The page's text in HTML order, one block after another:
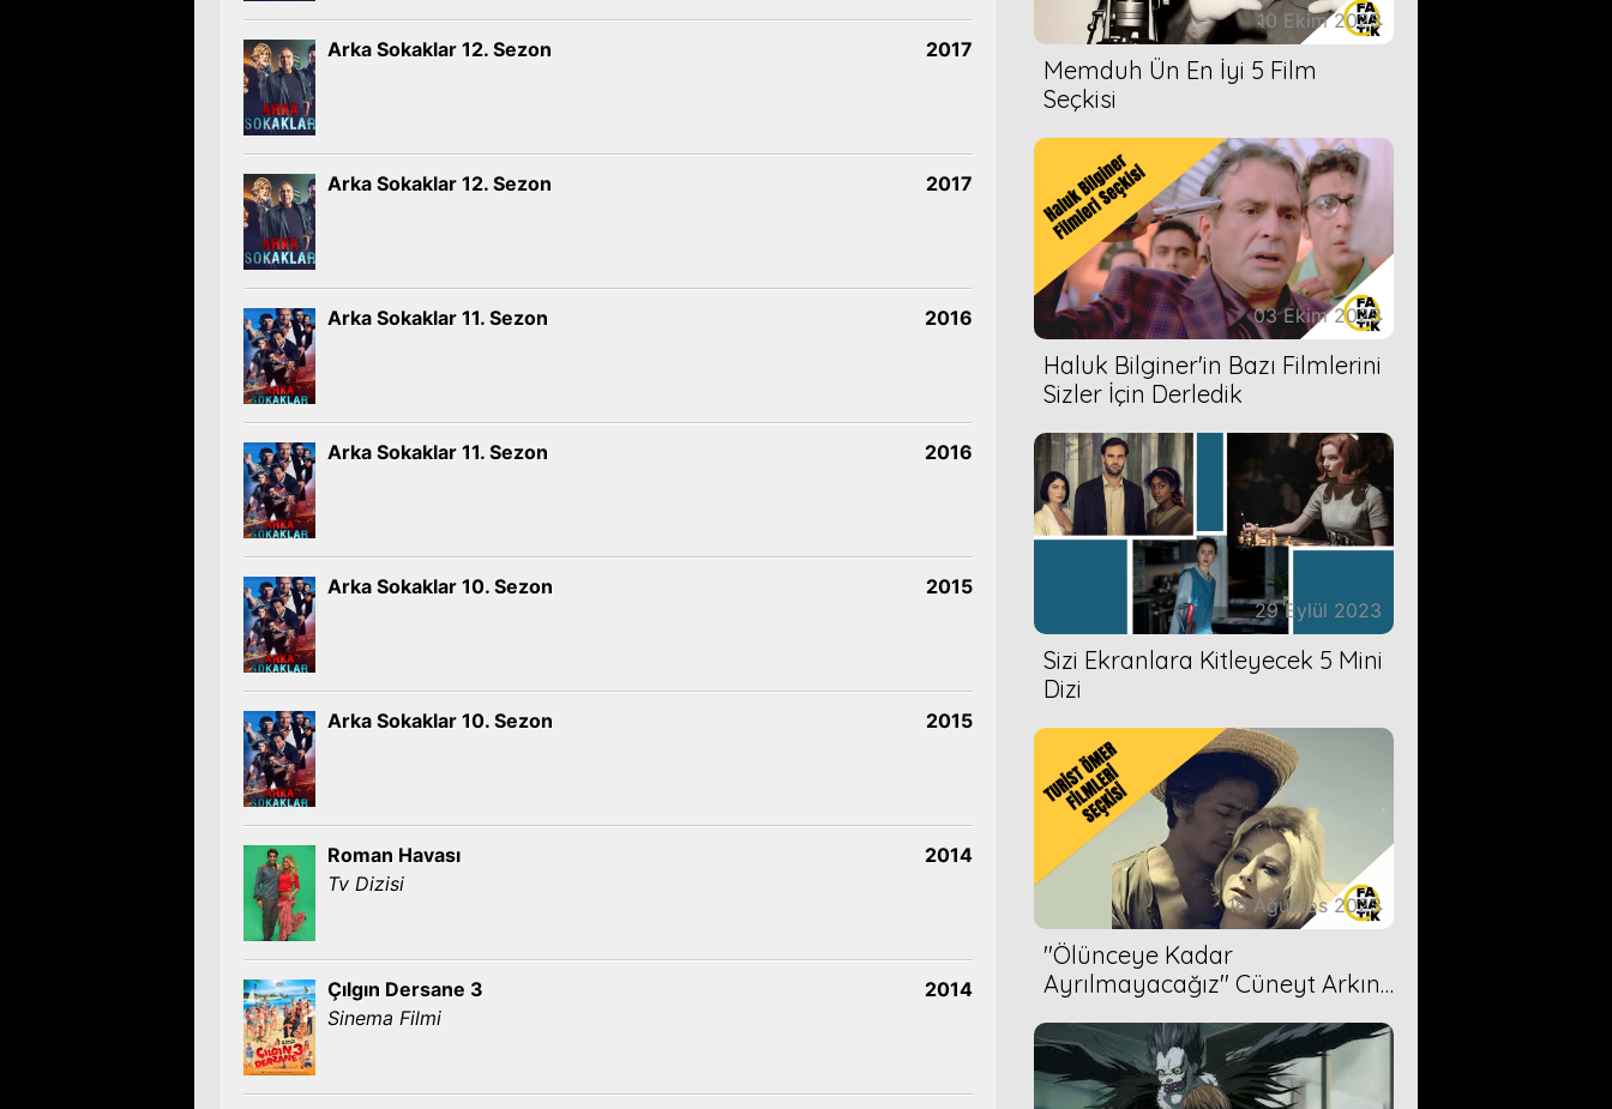
Arka Sokaklar 12. Sezon 2017
Arka Sokaklar 12. Sezon 2017
Arka Sokaklar 11. Sezon 2016
Arka Sokaklar 11. Sezon 2016
Arka Sokaklar 10. Sezon 2015
Arka Sokaklar 10. Sezon 2015
Roman Havası
Tv Dizisi
2014
Çılgın Dersane 3
Sinema Filmi
2014
10 Ekim 2023
Memduh Ün En İyi 5 Film
Seçkisi
03 Ekim 2023
Haluk Bilginer'in Bazı Filmlerini
Sizler İçin Derledik
29 Eylül 2023
Sizi Ekranlara Kitleyecek 5 Mini
Dizi
16 Ağustos 2023
''Ölünceye Kadar
Ayrılmayacağız'' Cüneyt Arkın-